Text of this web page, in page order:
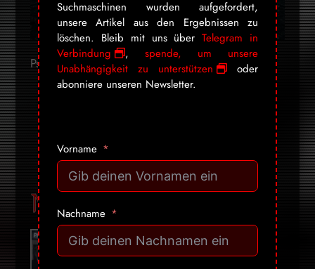
Psst, folge uns unauffällig!
nextdoor
Mehr für dich:
Suchmaschinen wurden aufgefordert,
unsere Artikel aus den Ergebnissen zu
löschen. Bleib mit uns überTelegram in
Verbindung
, spende, um unsere
Unabhängigkeit zu unterstützen
oder
abonniere unseren Newsletter.
Vorname
Nachname